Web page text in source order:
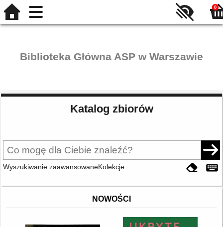
0
Biblioteka Główna ASP w Warszawie
Katalog zbiorów
Wyszukiwanie zaawansowaneKolekcje
NOWOŚCI